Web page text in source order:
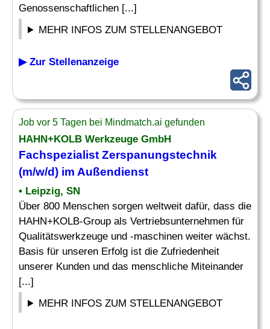
Genossenschaftlichen [...]
MEHR INFOS ZUM STELLENANGEBOT
▶ Zur Stellenanzeige
Job vor 5 Tagen bei Mindmatch.ai gefunden
HAHN+KOLB Werkzeuge GmbH
Fachspezialist Zerspanungstechnik
(m/w/d) im Außendienst
• Leipzig, SN
Über 800 Menschen sorgen weltweit dafür, dass die
HAHN+KOLB-Group als Vertriebsunternehmen für
Qualitätswerkzeuge und -maschinen weiter wächst.
Basis für unseren Erfolg ist die Zufriedenheit
unserer Kunden und das menschliche Miteinander
[...]
MEHR INFOS ZUM STELLENANGEBOT